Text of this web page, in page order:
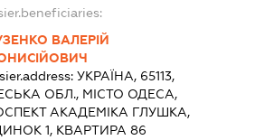
ВАЛЕРІЙ
УКРАЇНА, 65113,
ОБЛ., МІСТО ОДЕСА,
АКАДЕМІКА ГЛУШКА,
1, КВАРТИРА 86